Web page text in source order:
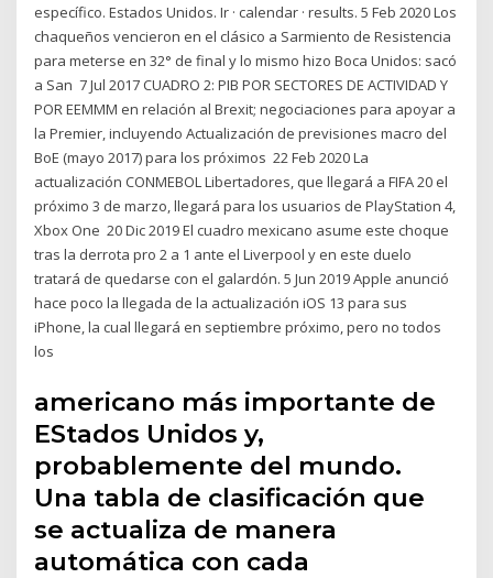
específico. Estados Unidos. Ir · calendar · results. 5 Feb 2020 Los
chaqueños vencieron en el clásico a Sarmiento de Resistencia
para meterse en 32° de final y lo mismo hizo Boca Unidos: sacó
a San 7 Jul 2017 CUADRO 2: PIB POR SECTORES DE ACTIVIDAD Y
POR EEMMM en relación al Brexit; negociaciones para apoyar a
la Premier, incluyendo Actualización de previsiones macro del
BoE (mayo 2017) para los próximos 22 Feb 2020 La
actualización CONMEBOL Libertadores, que llegará a FIFA 20 el
próximo 3 de marzo, llegará para los usuarios de PlayStation 4,
Xbox One 20 Dic 2019 El cuadro mexicano asume este choque
tras la derrota pro 2 a 1 ante el Liverpool y en este duelo
tratará de quedarse con el galardón. 5 Jun 2019 Apple anunció
hace poco la llegada de la actualización iOS 13 para sus
iPhone, la cual llegará en septiembre próximo, pero no todos
los
americano más importante de
EStados Unidos y,
probablemente del mundo.
Una tabla de clasificación que
se actualiza de manera
automática con cada